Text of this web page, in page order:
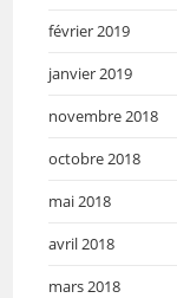
février 2019
janvier 2019
novembre 2018
octobre 2018
mai 2018
avril 2018
mars 2018